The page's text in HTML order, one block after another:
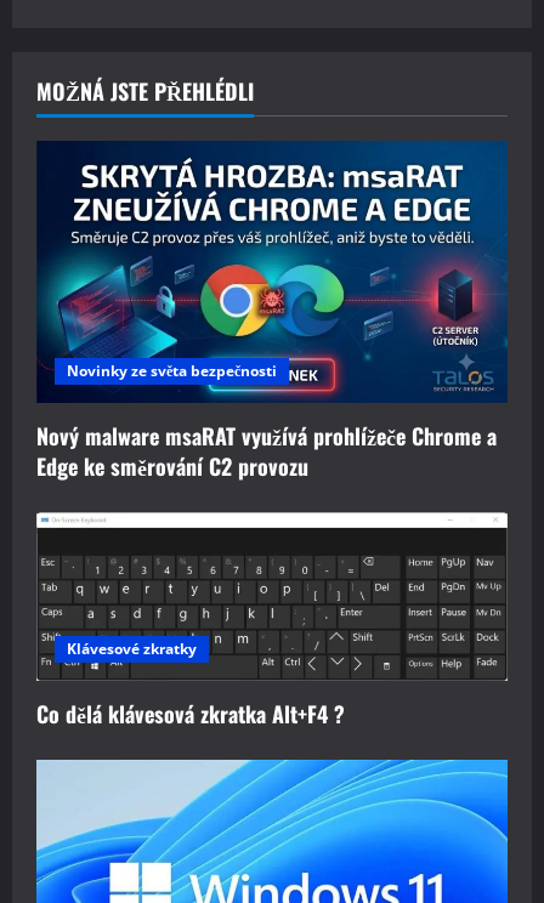
MOŽNÁ JSTE PŘEHLÉDLI
Novinky ze světa bezpečnosti
Nový malware msaRAT využívá prohlížeče Chrome a
Edge ke směrování C2 provozu
Klávesové zkratky
Co dělá klávesová zkratka Alt+F4 ?